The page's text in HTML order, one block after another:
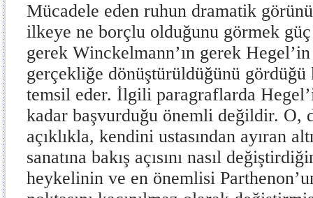
Mücadele eden ruhun dramatik
ilkeye ne borçlu olduğunu görmek
gerek Winckelmann’ın gerek
gerçekliğe dönüştürüldüğünü gördüğü
temsil eder. İlgili paragraflarda
kadar başvurduğu önemli değildir. O,
açıklıkla, kendini ustasından ayıran
sanatına bakış açısını nasıl
heykelinin ve en önemlisi